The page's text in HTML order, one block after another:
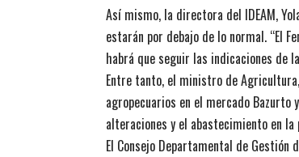
Así mismo, la directora del IDEAM,
estarán por debajo de lo normal. “El
habrá que seguir las indicaciones de
Entre tanto, el ministro de
agropecuarios en el mercado Bazurto
alteraciones y el abastecimiento en la
El Consejo Departamental de Gestión